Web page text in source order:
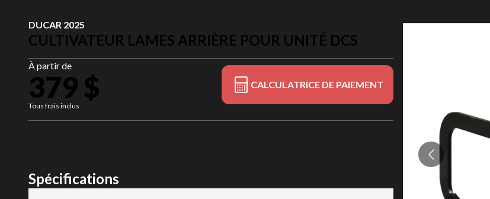
DUCAR 2025
CULTIVATEUR LAMES ARRIÈRE POUR UNITÉ DCS
À partir de
379 $
Tous frais inclus
CALCULATRICE DE PAIEMENT
Spécifications